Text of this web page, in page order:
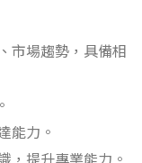
市場趨勢，具備相
能力。